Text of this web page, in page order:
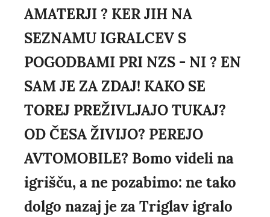
AMATERJI ? KER JIH NA
SEZNAMU IGRALCEV S
POGODBAMI PRI NZS - NI ? EN
SAM JE ZA ZDAJ! KAKO SE
TOREJ PREŽIVLJAJO TUKAJ?
OD ČESA ŽIVIJO? PEREJO
AVTOMOBILE? Bomo videli na
igrišču, a ne pozabimo: ne tako
dolgo nazaj je za Triglav igralo